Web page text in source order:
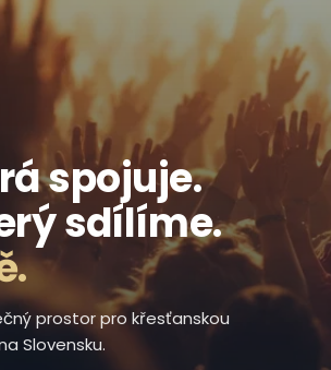
spojuje.
sdílíme.
prostor pro křesťanskou
Slovensku.